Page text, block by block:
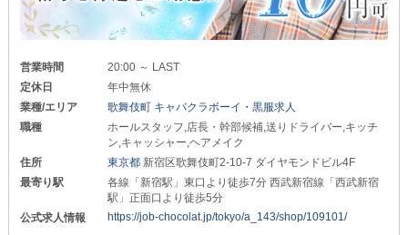
など、メリットがたくさんあります◎
_/_/_/_/_/_/_/_/_/_/_/_/_/_/_/_/_/_/
＊体験入社も受付中＊
￣￣￣￣￣￣￣￣￣￣￣￣
まずは事前に店舗で業務を経験して
店内の雰囲気を確かめてみませんか？
入社後のギャップを防げるのも
嬉しいポイントです！
_/_/_/_/_/_/_/_/_/_/_/_/_/_/_/_/_/_/
＼アルバイトも同時募集／
↓募集職種はこちら↓
┏━━━━━━━━━━━━━━━┓
■ホールスタッフ■
[正]月給：400,000円～
[ア]時給：1,800円～
※試用期間あり
┗━━━━━━━━━━━━━━━┛
随時昇給・昇格するため
狙いの収入やポジションを
達成できるでしょう◎
営業時間
20:00 ～ LAST
定休日
年中無休
業種/エリア
歌舞伎町 キャバクラボーイ・黒服求人
職種
ホールスタッフ,店長・幹部候補,送りドライバー,キッチ
ン,キャッシャー,ヘアメイク
住所
東京都 新宿区歌舞伎町2-10-7 ダイヤモンドビル4F
最寄り駅
各線「新宿駅」東口より徒歩7分 西武新宿線「西武新宿
駅」正面口より徒歩5分
公式求人情報
https://job-chocolat.jp/tokyo/a_143/shop/109101/